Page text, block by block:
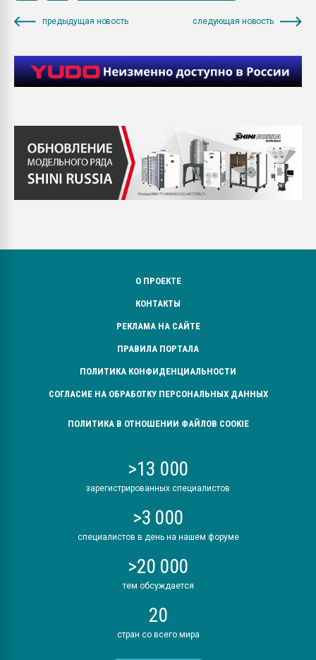
предыдущая новость следующая новость
О ПРОЕКТЕ
КОНТАКТЫ
РЕКЛАМА НА САЙТЕ
ПРАВИЛА ПОРТАЛА
ПОЛИТИКА КОНФИДЕНЦИАЛЬНОСТИ
СОГЛАСИЕ НА ОБРАБОТКУ ПЕРСОНАЛЬНЫХ ДАННЫХ
ПОЛИТИКА В ОТНОШЕНИИ ФАЙЛОВ COOKIE
>13 000
зарегистрированных специалистов
>3 000
специалистов в день на нашем форуме
>20 000
тем обсуждается
20
стран со всего мира